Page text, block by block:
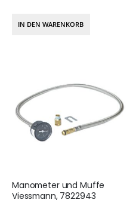
IN DEN WARENKORB
Manometer und Muffe
Viessmann, 7822943